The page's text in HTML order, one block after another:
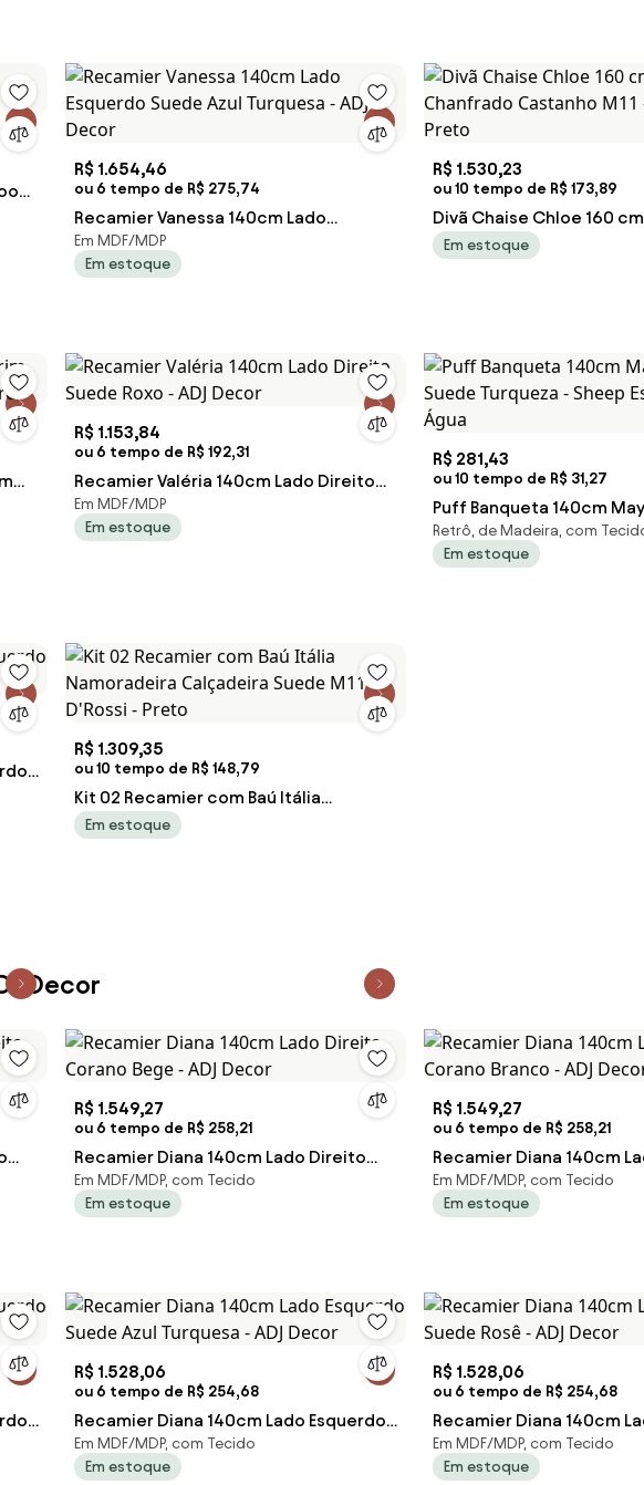
R$ 1.654,46
ou 6 tempo de R$ 275,74
Recamier Vanessa 140cm Lado
Esquerdo Suede Azul Turquesa - ADJ
Decor
Em MDF/MDP
Em estoque
R$ 1.530,23
ou 10 tempo de R$ 173,89
Divã Chaise Chloe 160
Chanfrado Castanho M11 -
Em estoque
R$ 1.153,84
ou 6 tempo de R$ 192,31
Recamier Valéria 140cm Lado Direito
Suede Roxo - ADJ Decor
Em MDF/MDP
Em estoque
R$ 281,43
ou 10 tempo de R$ 31,27
Puff Banqueta 140cm
Suede Turqueza - Sheep
Água
Retrô, de Madeira, com
Em estoque
R$ 1.309,35
ou 10 tempo de R$ 148,79
Kit 02 Recamier com Baú Itália
Namoradeira Calçadeira Suede M11 -
Em estoque
Decor
R$ 1.549,27
ou 6 tempo de R$ 258,21
Recamier Diana 140cm Lado Direito
Corano Bege - ADJ Decor
Em MDF/MDP, com Tecido
Em estoque
R$ 1.549,27
ou 6 tempo de R$ 258,21
Recamier Diana 140cm
Corano Branco - ADJ
Em MDF/MDP, com Tecido
Em estoque
R$ 1.528,06
ou 6 tempo de R$ 254,68
Recamier Diana 140cm Lado Esquerdo
Suede Azul Turquesa - ADJ Decor
Em MDF/MDP, com Tecido
Em estoque
R$ 1.528,06
ou 6 tempo de R$ 254,68
Recamier Diana 140cm
Suede Rosê - ADJ Decor
Em MDF/MDP, com Tecido
Em estoque